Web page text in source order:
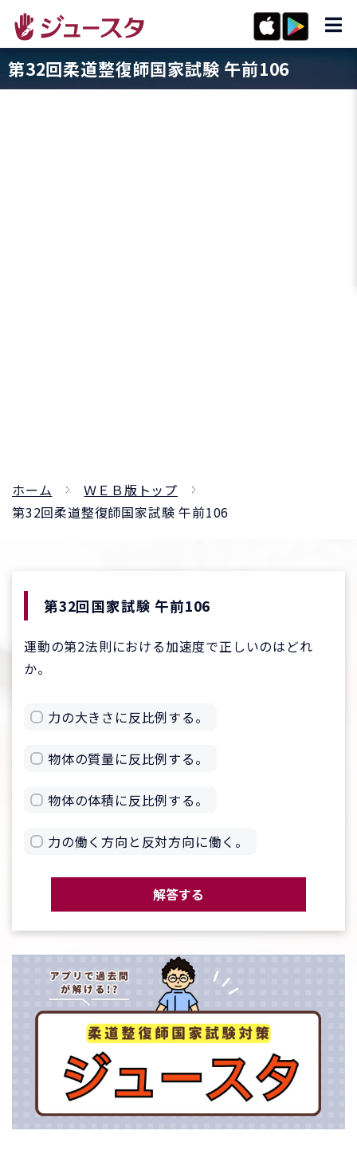
第32回柔道整復師国家試験 午前106
ホーム
ＷＥＢ版トップ
第32回柔道整復師国家試験 午前106
第32回国家試験 午前106
運動の第2法則における加速度で正しいのはどれ
か。
力の大きさに反比例する。
物体の質量に反比例する。
物体の体積に反比例する。
力の働く方向と反対方向に働く。
解答する